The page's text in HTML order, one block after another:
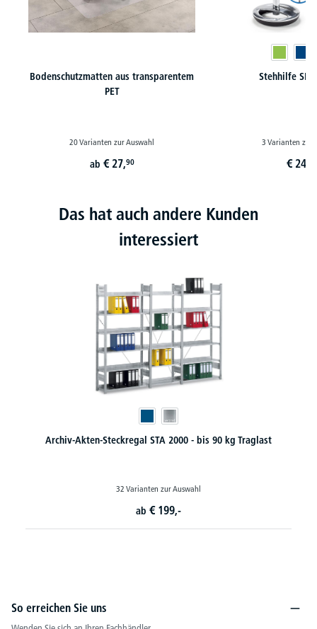
Bodenschutzmatten aus transparentem
PET
20 Varianten zur Auswahl
ab € 27,90
Stehhilfe
3 Varianten zur
€
Das hat auch andere Kunden
interessiert
Archiv-Akten-Steckregal STA 2000 - bis 90 kg Traglast
32 Varianten zur Auswahl
ab€ 199,-
So erreichen Sie uns